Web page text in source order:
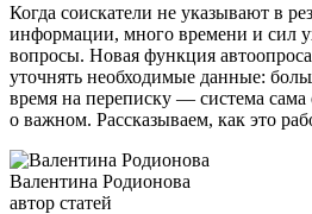
Когда соискатели не указывают в
информации, много времени и сил
вопросы. Новая функция
уточнять необходимые данные:
время на переписку — система сама
о важном. Рассказываем, как это
Валентина Родионова
автор статей